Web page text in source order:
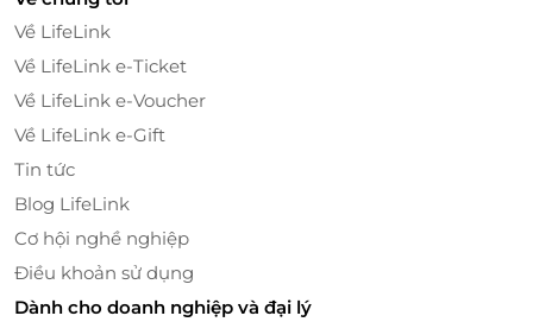
Mỗi cabin có điều hòa, nội thất tối giản hiện đại, view
suốt hành trình.
Điều hòa không khí
Phòng tắm khép kín và tiện nghi cá nhân cơ bản
Về LifeLink
Về LifeLink e-Ticket
Về LifeLink e-Voucher
Về LifeLink e-Gift
Tin tức
Blog LifeLink
Cơ hội nghề nghiệp
Điều khoản sử dụng
Dành cho doanh nghiệp và đại lý